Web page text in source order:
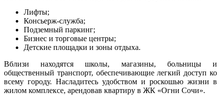
Лифты;
Консьерж-служба;
Подземный паркинг;
Бизнес и торговые центры;
Детские площадки и зоны отдыха.
Вблизи находятся школы, магазины, больницы и
общественный транспорт, обеспечивающие легкий доступ ко
всему городу. Насладитесь удобством и роскошью жизни в
жилом комплексе, арендовав квартиру в ЖК «Огни Сочи».